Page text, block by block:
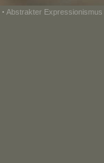
· Abstrakter Expressionismus